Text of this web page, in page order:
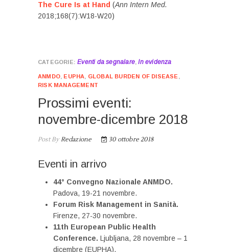
The Cure Is at Hand (Ann Intern Med.
2018;168(7):W18-W20)
Eventi da segnalare,In evidenza
ANMDO, EUPHA, GLOBAL BURDEN OF DISEASE,
RISK MANAGEMENT
Prossimi eventi:
novembre-dicembre 2018
Post ByRedazione 30 ottobre 2018
Eventi in arrivo
44° Convegno Nazionale ANMDO.
Padova, 19-21 novembre.
Forum Risk Management in Sanità.
Firenze, 27-30 novembre.
11th European Public Health
Conference. Ljubljana, 28 novembre – 1
dicembre (EUPHA).